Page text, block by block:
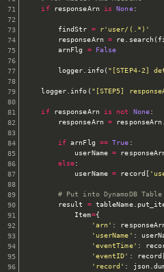
if responseArn is None:
        findStr
=
r'user/(.*)'
        responseArn
= re. search(
        arnFlg
= False
        logger
. info( "[STEP4-2]
    logger
.info ( "[STEP5]
if responseArn is not None:
        responseArn
= responseArn
if arnFlg == True :
            userName
=
else:
            userName
= record
# Put into DynamoDB Table
        result
= tableName.
            Item
={
'arn' :
'userName' :
'eventTime' :
'eventID' : record
'record' : json.